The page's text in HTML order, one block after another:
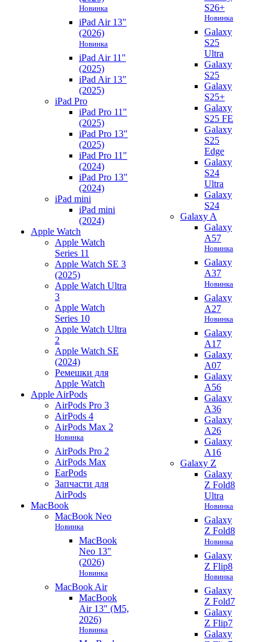
Новинка
iPad Air 13"
(2026)
Новинка
iPad Air 11"
(2025)
iPad Air 13"
(2025)
iPad Pro
iPad Pro 11"
(2025)
iPad Pro 13"
(2025)
iPad Pro 11"
(2024)
iPad Pro 13"
(2024)
iPad mini
iPad mini
(2024)
Apple Watch
Apple Watch
Series 11
Apple Watch SE 3
(2025)
Apple Watch Ultra
3
Apple Watch
Series 10
Apple Watch Ultra
2
Apple Watch SE
(2024)
Ремешки для
Apple Watch
Apple AirPods
AirPods Pro 3
AirPods 4
AirPods Max 2
Новинка
AirPods Pro 2
AirPods Max
EarPods
Запчасти для
AirPods
MacBook
MacBook Neo
Новинка
MacBook
Neo 13"
(2026)
Новинка
MacBook Air
MacBook
Air 13" (M5,
2026)
Новинка
S26+
Новинка
Galaxy
S25
Ultra
Galaxy
S25
Galaxy
S25+
Galaxy
S25 FE
Galaxy
S25
Edge
Galaxy
S24
Ultra
Galaxy
S24
Galaxy A
Galaxy
A57
Новинка
Galaxy
A37
Новинка
Galaxy
A27
Новинка
Galaxy
A17
Galaxy
A07
Galaxy
A56
Galaxy
A36
Galaxy
A26
Galaxy
A16
Galaxy Z
Galaxy
Z Fold8
Ultra
Новинка
Galaxy
Z Fold8
Новинка
Galaxy
Z Flip8
Новинка
Galaxy
Z Fold7
Galaxy
Z Flip7
Galaxy